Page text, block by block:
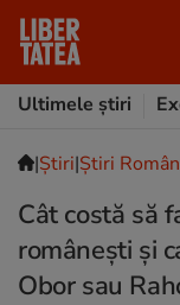
Ultimele știri
|Ştiri|Știri
Cât costă să
românești și
Obor sau